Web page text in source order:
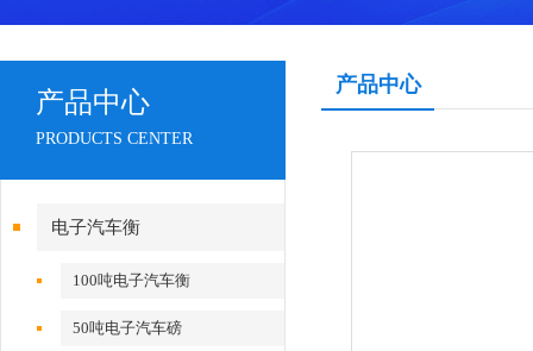
产品中心
PRODUCTS CENTER
电子汽车衡
100吨电子汽车衡
50吨电子汽车磅
产品中心